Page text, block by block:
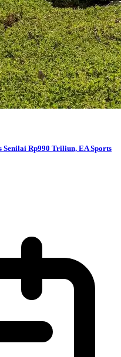
Rp990 Triliun, EA Sports